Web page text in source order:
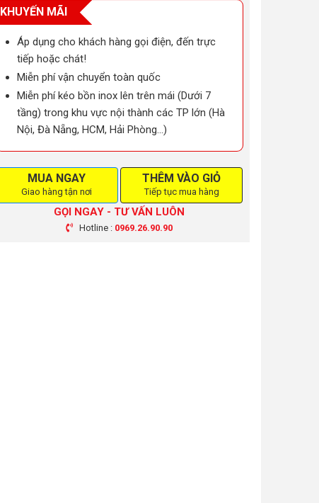
KHUYẾN MÃI
Áp dụng cho khách hàng gọi điện, đến trực
tiếp hoặc chát!
Miễn phí vận chuyển toàn quốc
Miễn phí kéo bồn inox lên trên mái (Dưới 7
tầng) trong khu vực nội thành các TP lớn (Hà
Nội, Đà Nẵng, HCM, Hải Phòng…)
MUA NGAY
Giao hàng tận nơi
THÊM VÀO GIỎ
Tiếp tục mua hàng
GỌI NGAY - TƯ VẤN LUÔN
Hotline : 0969.26.90.90